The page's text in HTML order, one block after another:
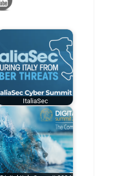
ItaliaSec